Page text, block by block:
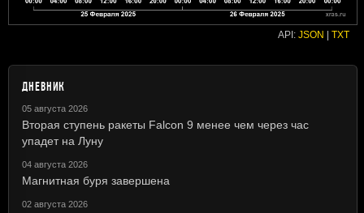
API: JSON | TXT
ДНЕВНИК
05 августа 2026
Вторая ступень ракеты Falcon 9 менее чем через час
упадет на Луну
04 августа 2026
Магнитная буря завершена
02 августа 2026